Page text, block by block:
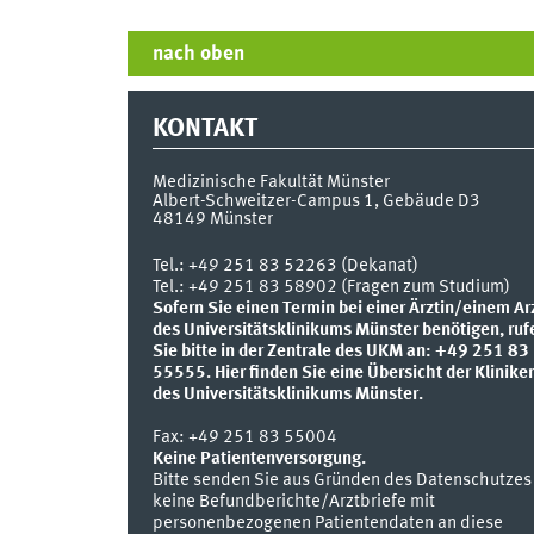
nach oben
KONTAKT
Medizinische Fakultät Münster
Albert-Schweitzer-Campus 1, Gebäude D3
48149 Münster
Tel.: +49 251 83 52263 (Dekanat)
Tel.: +49 251 83 58902 (Fragen zum Studium)
Sofern Sie einen Termin bei einer Ärztin/einem
des Universitätsklinikums Münster benötigen,
Sie bitte in der Zentrale des UKM an: +49 251 83
55555. Hier finden Sie eine Übersicht der
des Universitätsklinikums Münster.
Fax: +49 251 83 55004
Keine Patientenversorgung.
Bitte senden Sie aus Gründen des Datenschutzes
keine Befundberichte/Arztbriefe mit
personenbezogenen Patientendaten an diese